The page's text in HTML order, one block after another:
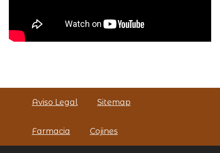
Aviso Legal Sitemap
Farmacia Cojines